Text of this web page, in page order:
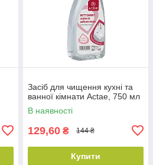
Засіб для чищення кухні та
ванної кімнати Actae, 750 мл
В наявності
129,60 ₴ 144 ₴
Купити